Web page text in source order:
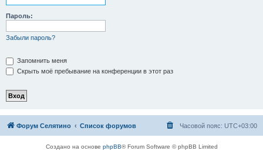
Пароль:
Забыли пароль?
Запомнить меня
Скрыть моё пребывание на конференции в этот раз
Форум Селятино Список форумов Часовой пояс: UTC+03:00
Создано на основе phpBB® Forum Software © phpBB Limited